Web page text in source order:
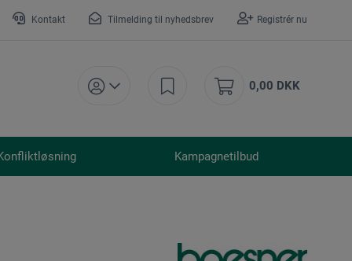
Kontakt Tilmelding til nyhedsbrev Registrér nu
0,00 DKK
Kampagnetilbud